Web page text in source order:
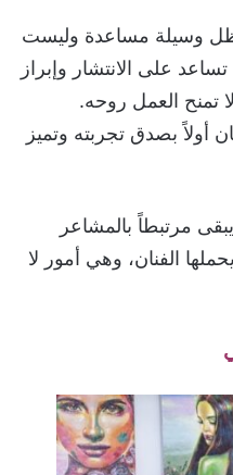
تظل وسيلة مساعدة وليست
على الانتشار وإبراز
تمنح العمل روحه.
أولاً بصدق تجربته وتميز
مرتبطاً بالمشاعر
الفنان، وهي أمور لا